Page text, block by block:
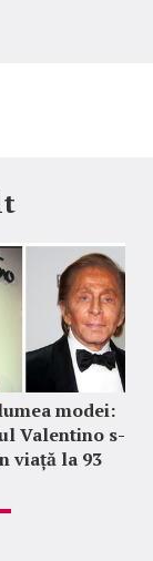
modei:
Valentino s-
viață la 93